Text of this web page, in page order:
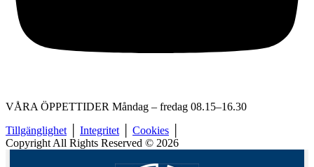
VÅRA ÖPPETTIDER Måndag – fredag 08.15–16.30
Tillgänglighet
Integritet Cookies
Copyright All Rights Reserved © 2026